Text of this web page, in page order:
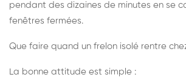
pendant des dizaines de minutes en se
fenêtres fermées.
Que faire quand un frelon isolé rentre
La bonne attitude est simple :